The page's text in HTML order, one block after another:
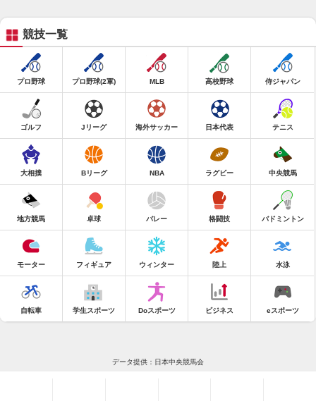
競技一覧
プロ野球 プロ野球(2軍) MLB 高校野球 侍ジャパン
ゴルフ Jリーグ 海外サッカー 日本代表 テニス
大相撲 Bリーグ NBA ラグビー 中央競馬
地方競馬 卓球 バレー 格闘技 バドミントン
モーター フィギュア ウィンター 陸上 水泳
自転車 学生スポーツ Doスポーツ ビジネス eスポーツ
データ提供：日本中央競馬会